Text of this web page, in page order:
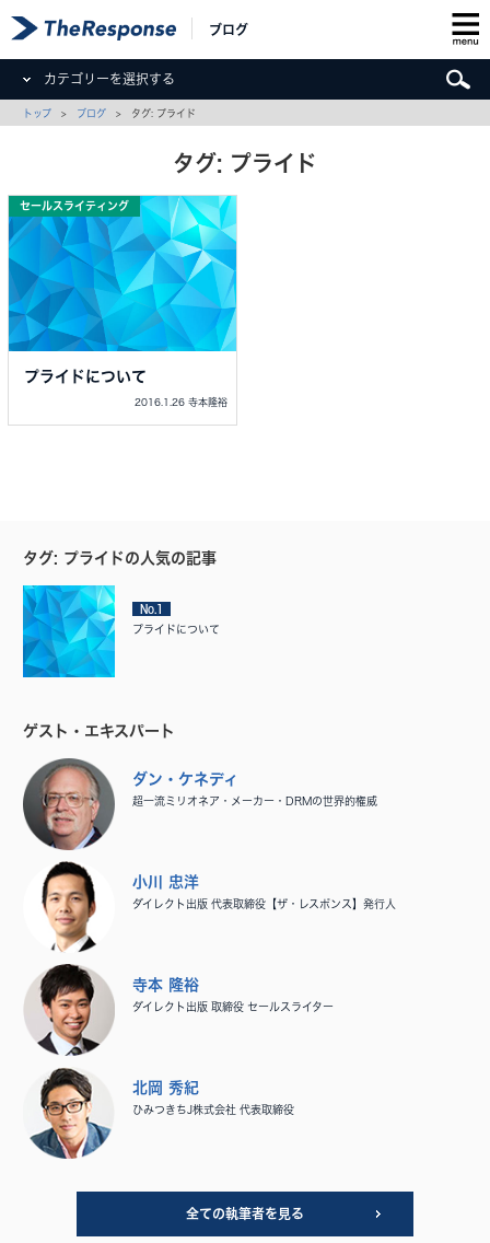
ブログ
カテゴリーを選択する
トップ > ブログ > タグ: プライド
タグ: プライド
セールスライティング
プライドについて
2016.1.26 寺本隆裕
タグ: プライドの人気の記事
No.1
プライドについて
ゲスト・エキスパート
ダン・ケネディ
超一流ミリオネア・メーカー・DRMの世界的権威
小川 忠洋
ダイレクト出版 代表取締役【ザ・レスポンス】発行人
寺本 隆裕
ダイレクト出版 取締役 セールスライター
北岡 秀紀
ひみつきちJ株式会社 代表取締役
全ての執筆者を見る